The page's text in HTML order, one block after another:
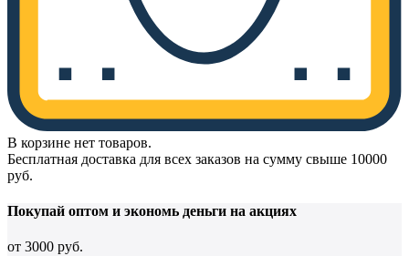
В корзине нет товаров.
Бесплатная доставка для всех заказов на сумму свыше 10000
руб.
Покупай оптом и экономь деньги на акциях
от 3000 руб.